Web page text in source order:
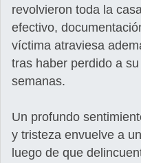
revolvieron toda la
efectivo,
víctima atraviesa
tras haber perdido a
semanas.
Un profundo
y tristeza envuelve a
luego de que